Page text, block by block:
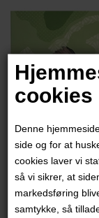
cookies
Denne
side og for at
cookies laver vi
så vi sikrer, at
markedsføring
samtykke, så